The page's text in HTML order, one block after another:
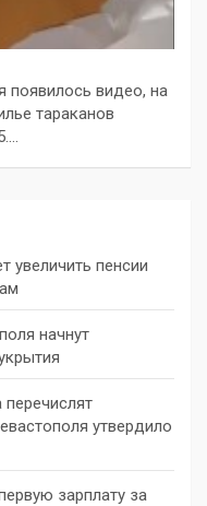
появилось видео, на
тараканов
увеличить пенсии
начнут
утвердило
зарплату за